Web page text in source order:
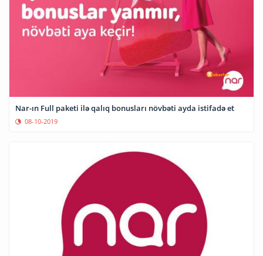
Nar-ın Full paketi ilə qalıq bonusları növbəti ayda istifadə et
08-10-2019